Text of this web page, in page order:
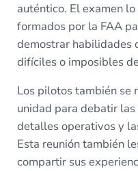
auténtico. El examen
formados por la FAA
demostrar habilidades
difíciles o imposibles
Los pilotos también se
unidad para debatir
detalles operativos y
Esta reunión también
compartir sus